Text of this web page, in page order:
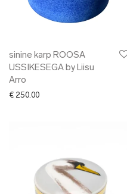
sinine karp ROOSA
USSIKESEGA by Liisu
Arro
€ 250.00